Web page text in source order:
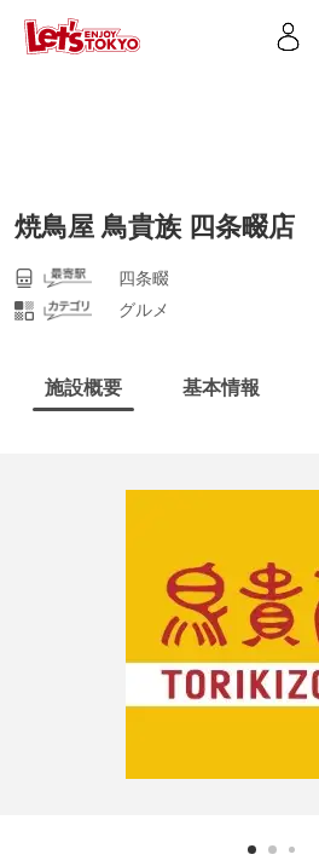
焼鳥屋 鳥貴族 四条畷店
四条畷
グルメ
施設概要 基本情報